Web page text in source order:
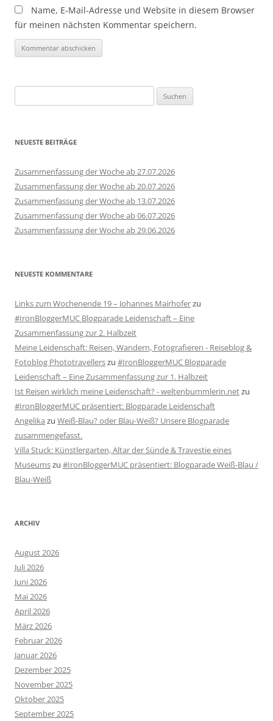
Name, E-Mail-Adresse und Website in diesem Browser
für meinen nächsten Kommentar speichern.
nach:
NEUESTE BEITRÄGE
Zusammenfassung der Woche ab 27.07.2026
Zusammenfassung der Woche ab 20.07.2026
Zusammenfassung der Woche ab 13.07.2026
Zusammenfassung der Woche ab 06.07.2026
Zusammenfassung der Woche ab 29.06.2026
NEUESTE KOMMENTARE
Links zum Wochenende 19 – Johannes Mairhoferzu
#IronBloggerMUC Blogparade Leidenschaft – Eine
Zusammenfassung zur 2. Halbzeit
Meine Leidenschaft: Reisen, Wandern, Fotografieren - Reiseblog &
Fotoblog Phototravellerszu #IronBloggerMUC Blogparade
Leidenschaft – Eine Zusammenfassung zur 1. Halbzeit
Ist Reisen wirklich meine Leidenschaft? - weltenbummlerin.netzu
#IronBloggerMUC präsentiert: Blogparade Leidenschaft
Angelika zu Weiß-Blau? oder Blau-Weiß? Unsere Blogparade
zusammengefasst.
Villa Stuck: Künstlergarten, Altar der Sünde & Travestie eines
Museumszu #IronBloggerMUC präsentiert: Blogparade Weiß-Blau /
Blau-Weiß
ARCHIV
August 2026
Juli 2026
Juni 2026
Mai 2026
April 2026
März 2026
Februar 2026
Januar 2026
Dezember 2025
November 2025
Oktober 2025
September 2025